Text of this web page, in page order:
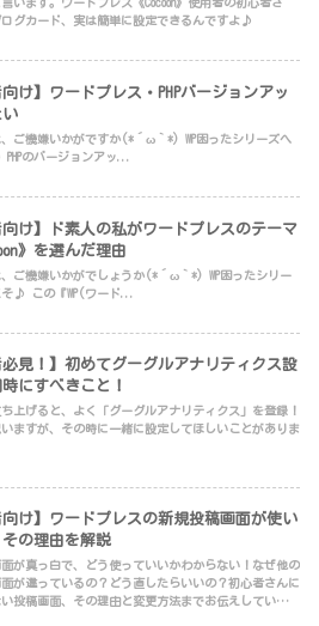
ログカード、実は簡単に設定できるんですよ♪
向け】ワードプレス・PHPバージョンアッ
い
、ご機嫌いかがですか(*´ω｀*) WP困ったシリーズへ
のバージョンアッ...
向け】ド素人の私がワードプレスのテーマ
》を選んだ理由
、ご機嫌いかがでしょうか(*´ω｀*) WP困ったシリー
♪ この『WP(ワード...
必見！】初めてグーグルアナリティクス設
にすべきこと！
上げると、よく「グーグルアナリティクス」を登録！
いますが、その時に一緒に設定してほしいことがありま
向け】ワードプレスの新規投稿画面が使い
の理由を解説
が真っ白で、どう使っていいかわからない！なぜ他の
面が違っているの？どう直したらいいの？初心者さんに
投稿画面、その理由と変更方法までお伝えしていま